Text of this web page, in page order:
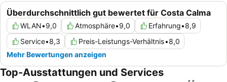
Überdurchschnittlich gut bewertet für Costa Calma
WLAN•9,0 Atmosphäre•9,0 Erfahrung•8,9
Service•8,3 Preis-Leistungs-Verhältnis•8,0
Mehr Bewertungen anzeigen
Top-Ausstattungen und Services